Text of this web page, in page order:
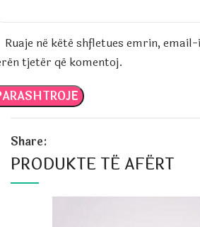
Ruaje në këtë shfletues emrin,
tjetër që komentoj.
Share:
PRODUKTE TË AFËRT